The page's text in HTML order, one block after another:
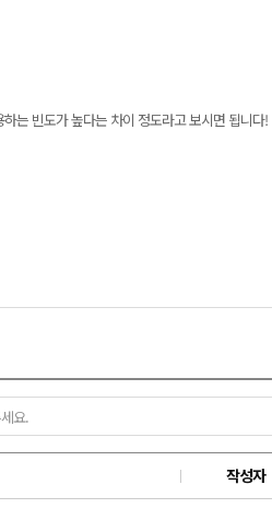
는 빈도가 높다는 차이 정도라고 보시면 됩니다!
작성자